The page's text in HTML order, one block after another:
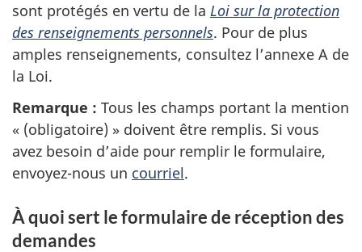
sont protégés en vertu de la Loi sur la protection
des renseignements personnels. Pour de plus
amples renseignements, consultez l’annexe A de
la Loi.
Remarque : Tous les champs portant la mention
« (obligatoire) » doivent être remplis. Si vous
avez besoin d’aide pour remplir le formulaire,
envoyez-nous un courriel.
À quoi sert le formulaire de réception des
demandes